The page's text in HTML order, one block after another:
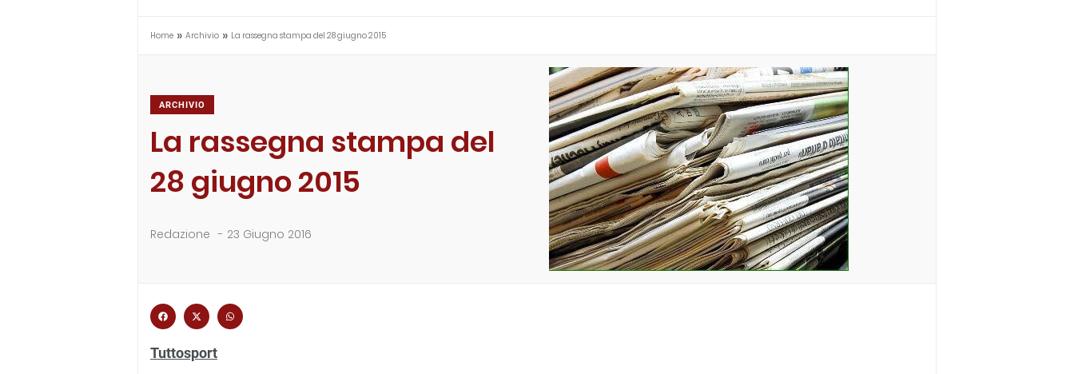
Home » Archivio » La rassegna stampa del 28 giugno 2015
ARCHIVIO
La rassegna stampa del
28 giugno 2015
Redazione - 23 Giugno 2016
Tuttosport